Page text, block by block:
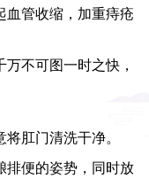
血管收缩，加重痔疮
不可图一时之快，
肛门清洗干净。
排便的姿势，同时放